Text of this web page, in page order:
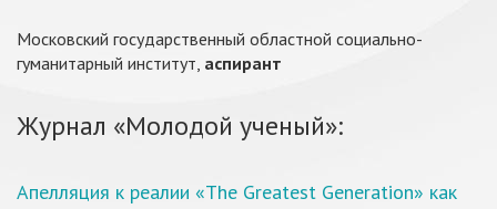
Московский государственный областной социально-
гуманитарный институт, аспирант
Журнал «Молодой ученый»:
Апелляция к реалии «The Greatest Generation» как